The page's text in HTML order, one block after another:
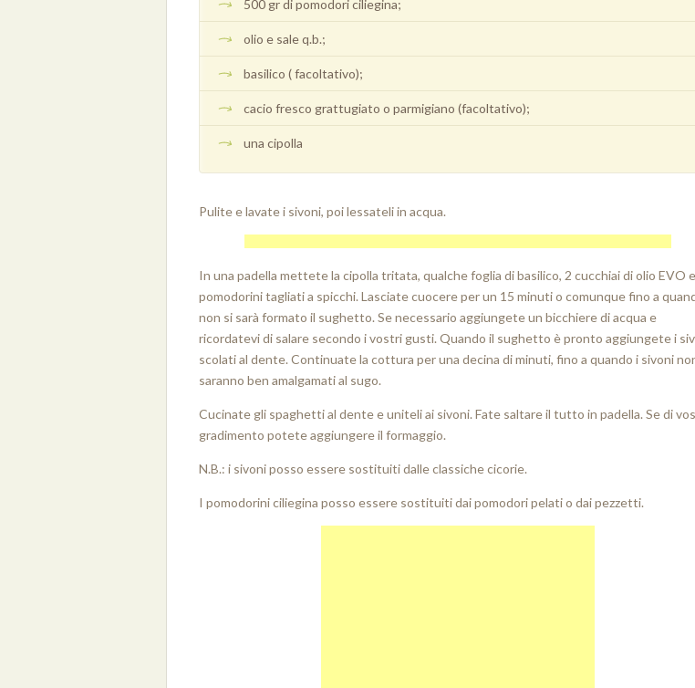
500 gr di pomodori ciliegina;
olio e sale q.b.;
basilico ( facoltativo);
cacio fresco grattugiato o parmigiano (facoltativo);
una cipolla
Pulite e lavate i sivoni, poi lessateli in acqua.
In una padella mettete la cipolla tritata, qualche foglia di basilico, 2 cucchiai di olio EVO
pomodorini tagliati a spicchi. Lasciate cuocere per un 15 minuti o comunque fino a
non si sarà formato il sughetto. Se necessario aggiungete un bicchiere di acqua e
ricordatevi di salare secondo i vostri gusti. Quando il sughetto è pronto aggiungete i
scolati al dente. Continuate la cottura per una decina di minuti, fino a quando i sivoni
saranno ben amalgamati al sugo.
Cucinate gli spaghetti al dente e uniteli ai sivoni. Fate saltare il tutto in padella. Se di
gradimento potete aggiungere il formaggio.
N.B.: i sivoni posso essere sostituiti dalle classiche cicorie.
I pomodorini ciliegina posso essere sostituiti dai pomodori pelati o dai pezzetti.